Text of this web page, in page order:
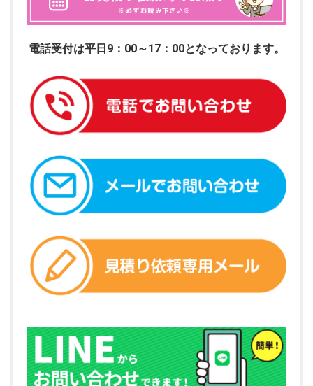
電話受付は平日9：00～17：00となっております。